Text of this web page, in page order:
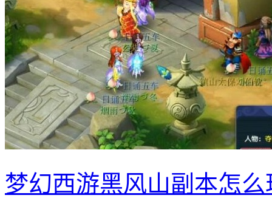
梦幻西游黑风山副本怎